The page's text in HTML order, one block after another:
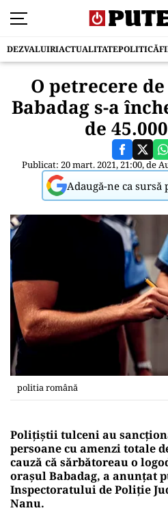
DEZVALUIRIACTUALITATEPOLITICĂ
O petrecere
Babadag s-a
de
Publicat: 20 mart. 2021, 21:00, de
Adaugă-ne ca
politia română
Poliţiştii tulceni au
persoane cu amenzi totale
cauză că sărbătoreau o
oraşul Babadag, a anunţat
Inspectoratului de Poliţie
Nanu.